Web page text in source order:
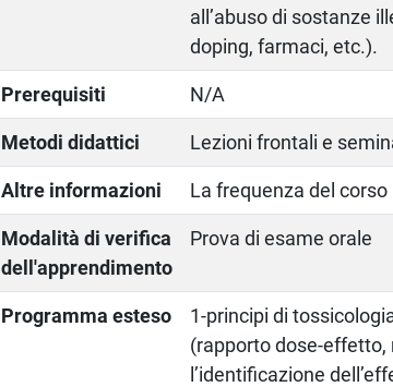
all’abuso di sostanze
doping, farmaci, etc.).
Prerequisiti N/A
Metodi didattici Lezioni frontali e
Altre informazioni La frequenza del
Modalità di verifica
dell'apprendimento
Prova di esame orale
Programma esteso
1-principi di
(rapporto dose-
l’identificazione